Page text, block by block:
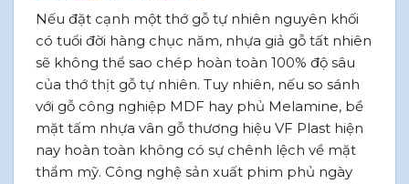
Nếu đặt cạnh một thớ gỗ tự nhiên nguyên khối
có tuổi đời hàng chục năm, nhựa giả gỗ tất nhiên
sẽ không thể sao chép hoàn toàn 100% độ sâu
của thớ thịt gỗ tự nhiên. Tuy nhiên, nếu so sánh
với gỗ công nghiệp MDF hay phủ Melamine, bề
mặt tấm nhựa vân gỗ thương hiệu VF Plast hiện
nay hoàn toàn không có sự chênh lệch về mặt
thẩm mỹ. Công nghệ sản xuất phim phủ ngày